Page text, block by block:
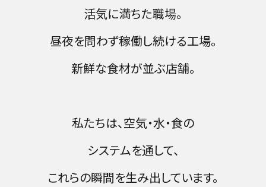
活気に満ちた職場。
昼夜を問わず稼働し続ける工場。
新鮮な食材が並ぶ店舗。
私たちは、空気・水・食の
システムを通して、
これらの瞬間を生み出しています。